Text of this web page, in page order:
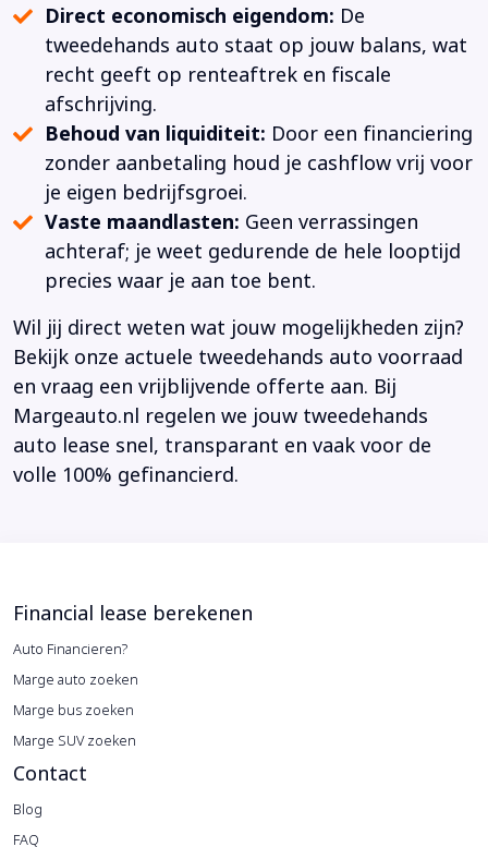
Direct economisch eigendom: De
tweedehands auto staat op jouw balans, wat
recht geeft op renteaftrek en fiscale
afschrijving.
Behoud van liquiditeit: Door een financiering
zonder aanbetaling houd je cashflow vrij voor
je eigen bedrijfsgroei.
Vaste maandlasten: Geen verrassingen
achteraf; je weet gedurende de hele looptijd
precies waar je aan toe bent.
Wil jij direct weten wat jouw mogelijkheden zijn?
Bekijk onze actuele tweedehands auto voorraad
en vraag een vrijblijvende offerte aan. Bij
Margeauto.nl regelen we jouw tweedehands
auto lease snel, transparant en vaak voor de
volle 100% gefinancierd.
Financial lease berekenen
Auto Financieren?
Marge auto zoeken
Marge bus zoeken
Marge SUV zoeken
Contact
Blog
FAQ